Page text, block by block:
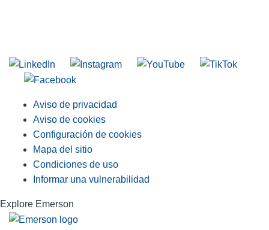
Aviso de privacidad
Aviso de cookies
Configuración de cookies
Mapa del sitio
Condiciones de uso
Informar una vulnerabilidad
Explore Emerson